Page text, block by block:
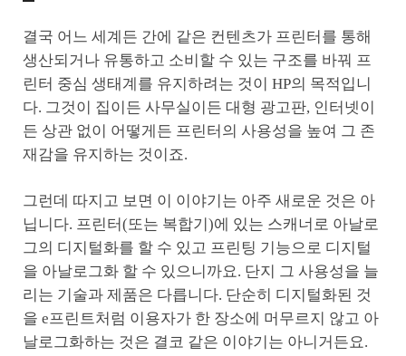
결국 어느 세계든 간에 같은 컨텐츠가 프린터를 통해
생산되거나 유통하고 소비할 수 있는 구조를 바꿔 프
린터 중심 생태계를 유지하려는 것이 HP의 목적입니
다. 그것이 집이든 사무실이든 대형 광고판, 인터넷이
든 상관 없이 어떻게든 프린터의 사용성을 높여 그 존
재감을 유지하는 것이죠.
그런데 따지고 보면 이 이야기는 아주 새로운 것은 아
닙니다. 프린터(또는 복합기)에 있는 스캐너로 아날로
그의 디지털화를 할 수 있고 프린팅 기능으로 디지털
을 아날로그화 할 수 있으니까요. 단지 그 사용성을 늘
리는 기술과 제품은 다릅니다. 단순히 디지털화된 것
을 e프린트처럼 이용자가 한 장소에 머무르지 않고 아
날로그화하는 것은 결코 같은 이야기는 아니거든요.